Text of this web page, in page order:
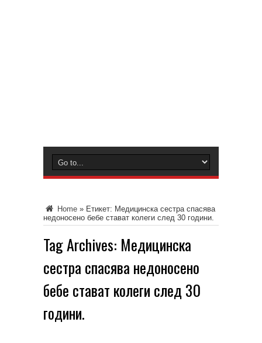
Home » Етикет: Медицинска сестра спасява
недоносено бебе стават колеги след 30 години.
Tag Archives: Медицинска
сестра спасява недоносено
бебе стават колеги след 30
години.